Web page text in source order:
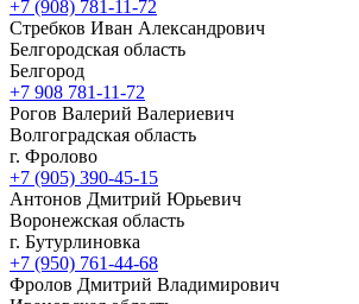
+7 (908) 781-11-72
Стребков Иван Александрович
Белгородская область
Белгород
+7 908 781-11-72
Рогов Валерий Валериевич
Волгоградская область
г. Фролово
+7 (905) 390-45-15
Антонов Дмитрий Юрьевич
Воронежская область
г. Бутурлиновка
+7 (950) 761-44-68
Фролов Дмитрий Владимирович